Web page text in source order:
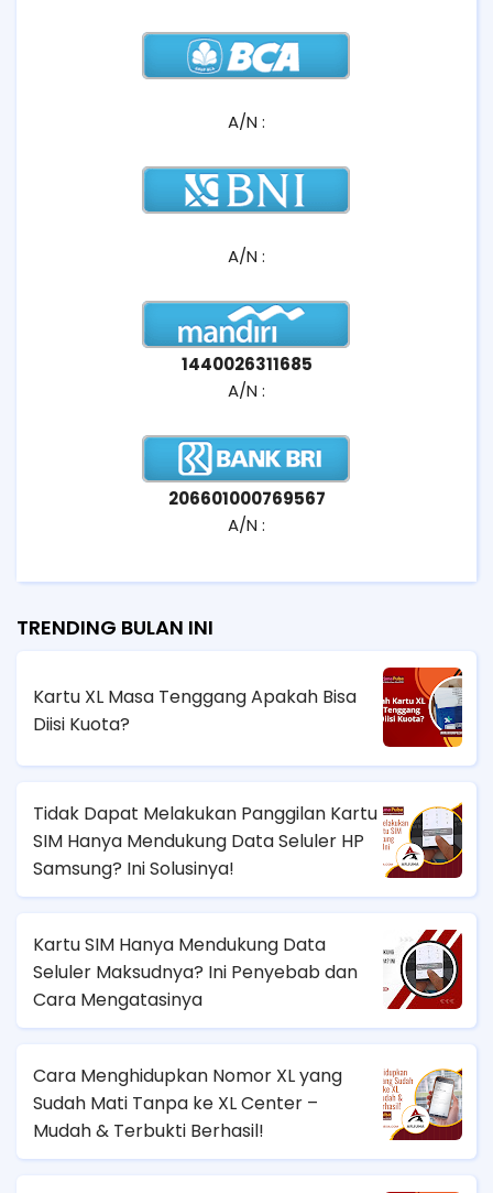
A/N :
A/N :
1440026311685
A/N :
206601000769567
A/N :
TRENDING BULAN INI
Kartu XL Masa Tenggang Apakah Bisa
Diisi Kuota?
Tidak Dapat Melakukan Panggilan Kartu
SIM Hanya Mendukung Data Seluler HP
Samsung? Ini Solusinya!
Kartu SIM Hanya Mendukung Data
Seluler Maksudnya? Ini Penyebab dan
Cara Mengatasinya
Cara Menghidupkan Nomor XL yang
Sudah Mati Tanpa ke XL Center –
Mudah & Terbukti Berhasil!